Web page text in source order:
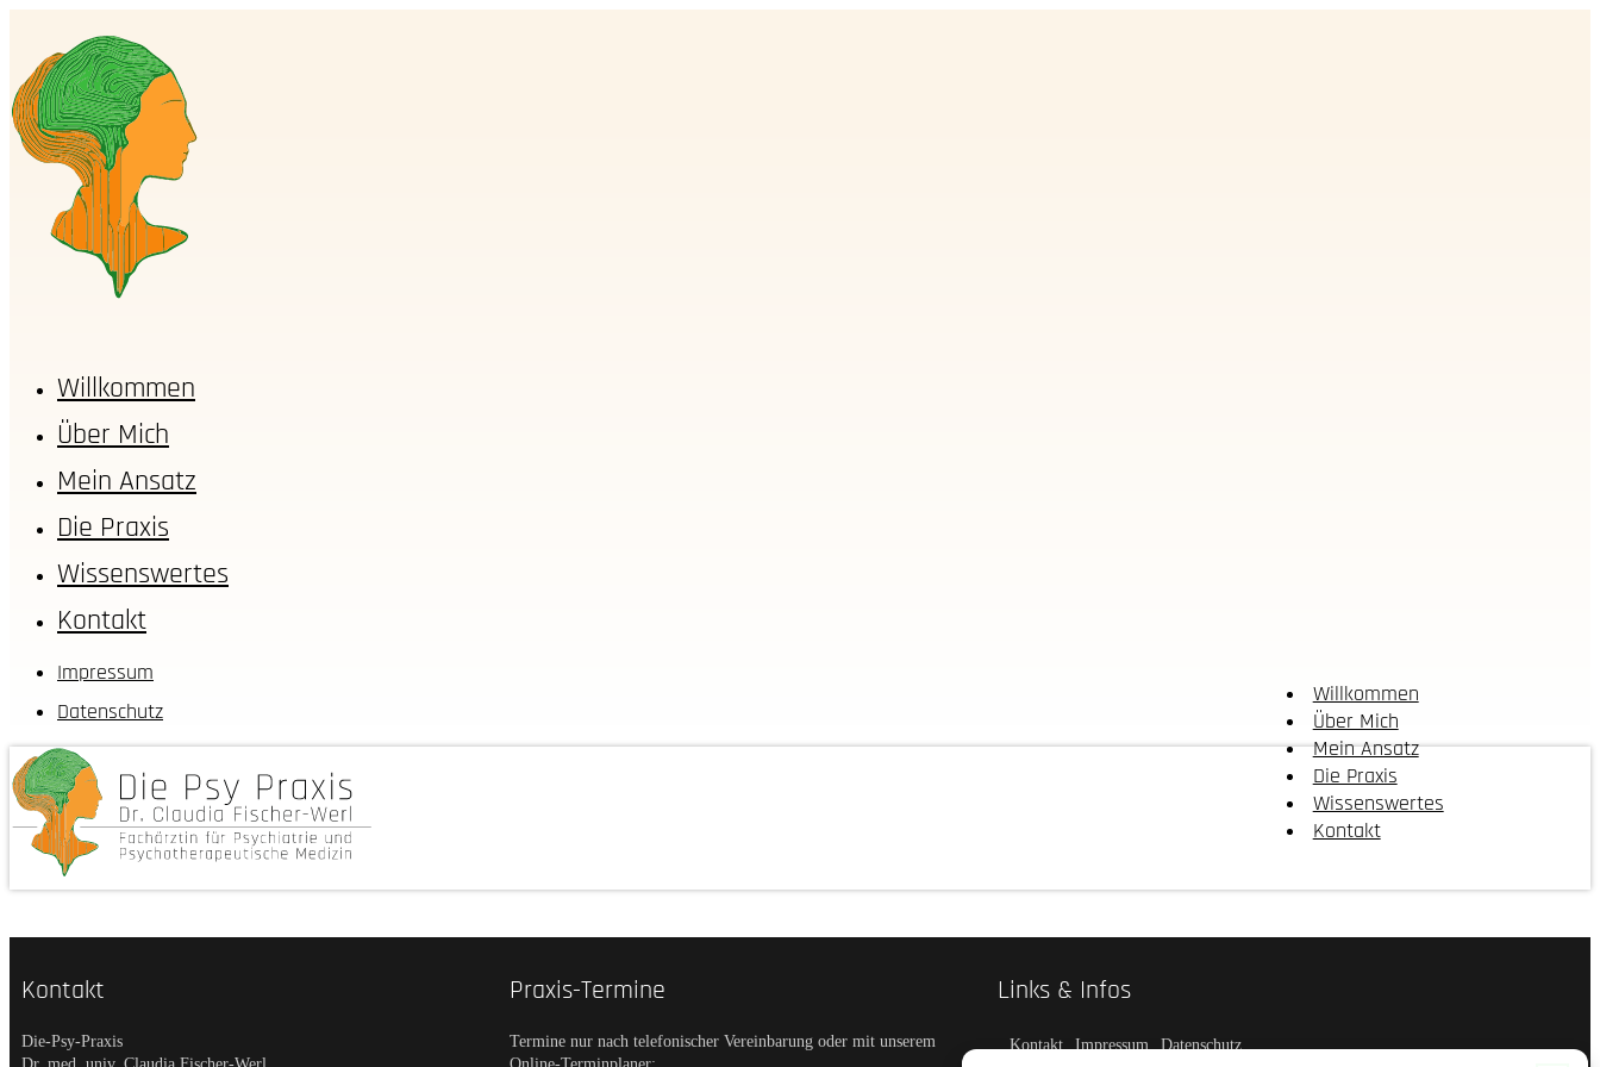
Willkommen
Über Mich
Mein Ansatz
Die Praxis
Wissenswertes
Kontakt
Impressum
Datenschutz
Willkommen
Über Mich
Mein Ansatz
Die Praxis
Wissenswertes
Kontakt
Kontakt
Die-Psy-Praxis
Praxis-Termine
Termine nur nach telefonischer Vereinbarung oder mit unserem
Links & Infos
Kontakt Impressum Datenschutz